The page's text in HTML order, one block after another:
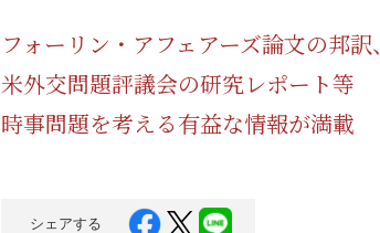
豊洲お取り寄せ 健康/美容
フォーリン・アフェアーズ論文の邦訳、
米外交問題評議会の研究レポート等
時事問題を考える有益な情報が満載
シェアする